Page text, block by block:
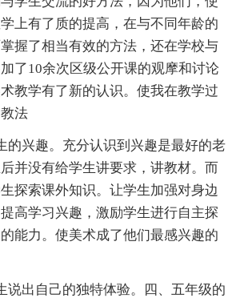
上有了质的提高，在与不同年龄的
握了相当有效的方法，还在学校与
了10余次区级公开课的观摩和讨论
教学有了新的认识。使我在教学过
法
的兴趣。充分认识到兴趣是最好的老
并没有给学生讲要求，讲教材。而
探索课外知识。让学生加强对身边
高学习兴趣，激励学生进行自主探
能力。使美术成了他们最感兴趣的
说出自己的独特体验。四、五年级的